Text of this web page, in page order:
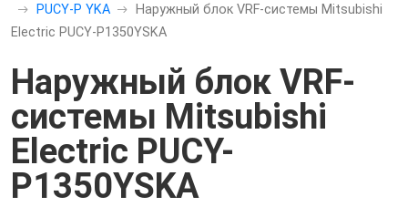
PUCY-P YKA
Наружный блок VRF-системы Mitsubishi
Electric PUCY-P1350YSKA
Наружный блок VRF-
системы Mitsubishi
Electric PUCY-
P1350YSKA